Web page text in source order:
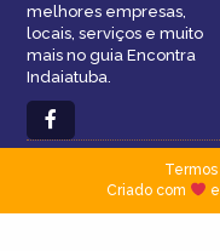
melhores empresas,
locais, serviços e muito
mais no guia Encontra
Indaiatuba.
Termos|
Criado com
e